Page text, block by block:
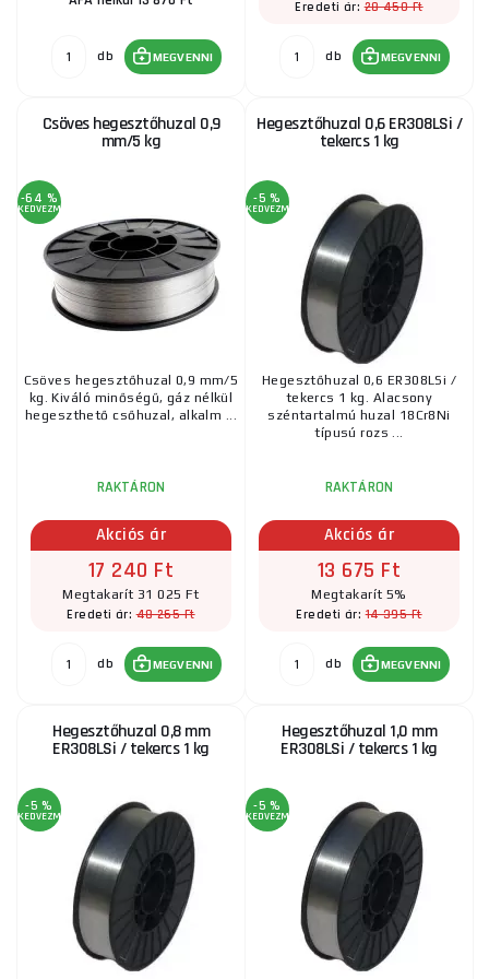
Hegesztőhuzal 2,0 mm TIG ALSi5 - 1 db
RAKTÁRON ks MEGVENNI 325 Ft
0,8 mm-es csőhuzal, por önvédett MIG / 4,5 kg
RAKTÁRON ks 11 585 Ft
Hegesztőhuzal KOWAX G3Si1 0,6 mm 5 kg
RAKTÁRON ks MEGVENNI 8 455 Ft
KOWAX 308LSi MIG 0,8mm 5kg
RAKTÁRON ks 24 465 Ft
340 Ft
tekercs D100 1kg 0.6 mm
RAKTÁRON 2 885 Ft
Hegesztőhuzal ESAB OK AUTROD 12.51 1.0 (5kg)
db MEGVENNI
Eredeti ár:28 450 Ft
db MEGVENNI
Csöves hegesztőhuzal 0,9
mm/5 kg
-64 %
KEDVEZMÉNY
Csöves hegesztőhuzal 0,9 mm/5
kg. Kiváló minőségű, gáz nélkül
hegeszthető csőhuzal, alkalm ...
RAKTÁRON
Akciós ár
17 240 Ft
Megtakarít 31 025 Ft
Eredeti ár:48 265 Ft
db MEGVENNI
Hegesztőhuzal 0,6 ER308LSi /
tekercs 1 kg
-5 %
KEDVEZMÉNY
Hegesztőhuzal 0,6 ER308LSi /
tekercs 1 kg. Alacsony
széntartalmú huzal 18Cr8Ni
típusú rozs ...
RAKTÁRON
Akciós ár
13 675 Ft
Megtakarít 5%
Eredeti ár:14 395 Ft
db MEGVENNI
Hegesztőhuzal 0,8 mm
ER308LSi / tekercs 1 kg
-5 %
KEDVEZMÉNY
Hegesztőhuzal 1,0 mm
ER308LSi / tekercs 1 kg
-5 %
KEDVEZMÉNY